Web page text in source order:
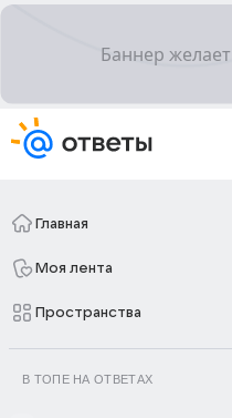
Главная
Моя лента
Пространства
В ТОПЕ НА ОТВЕТАХ